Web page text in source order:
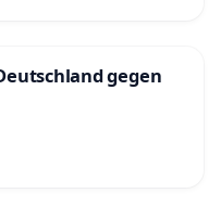
gegen